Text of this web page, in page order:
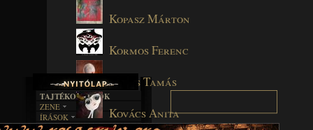
Kopasz Márton
Kormos Ferenc
Kórós Tamás
Kovács Anita
TAJTÉKOS LAPOK
ZENE
EGYÜTTESEK
ÍRÁSOK
BOSZORKÁNYKONYHA